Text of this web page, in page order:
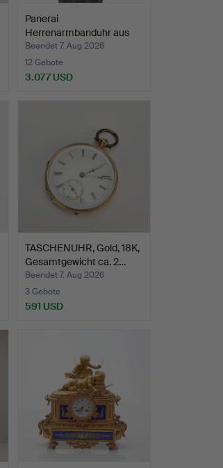
Panerai
Herrenarmbanduhr aus
Stahl, PAM001…
Beendet 7. Aug 2026
12 Gebote
3.077 USD
TASCHENUHR, Gold, 18K,
Gesamtgewicht ca. 2…
Beendet 7. Aug 2026
3 Gebote
591 USD